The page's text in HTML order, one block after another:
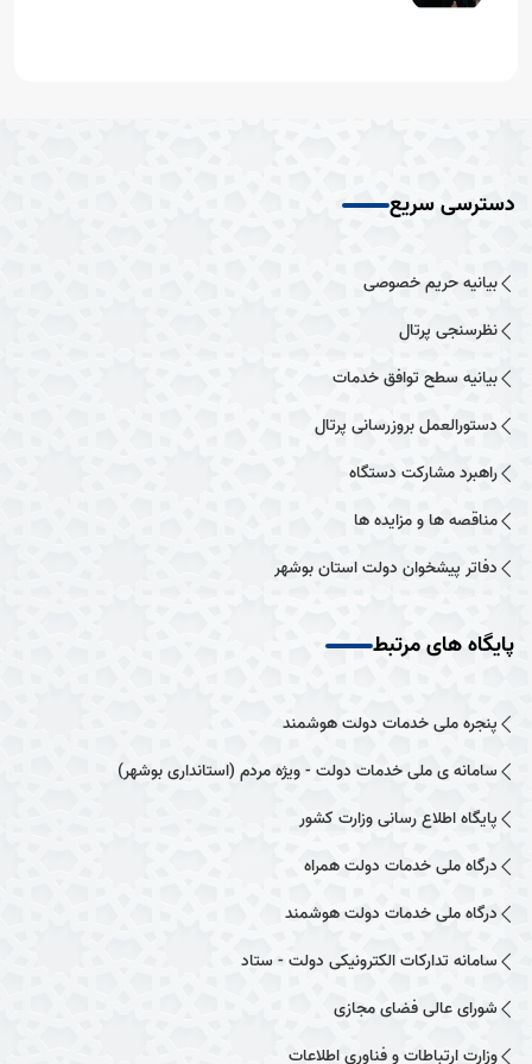
دسترسی سریع
بیانیه حریم خصوصی
نظرسنجی پرتال
بیانیه سطح توافق خدمات
دستورالعمل بروزرسانی پرتال
راهبرد مشارکت دستگاه
مناقصه ها و مزایده ها
دفاتر پیشخوان دولت استان بوشهر
پایگاه های مرتبط
پنجره ملی خدمات دولت هوشمند
سامانه ی ملی خدمات دولت - ویژه مردم (استانداری بوشهر)
پایگاه اطلاع رسانی وزارت کشور
درگاه ملی خدمات دولت همراه
درگاه ملی خدمات دولت هوشمند
سامانه تدارکات الکترونیکی دولت - ستاد
شورای عالی فضای مجازی
وزارت ارتباطات و فناوری اطلاعات